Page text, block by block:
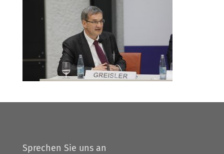
Sprechen Sie uns an